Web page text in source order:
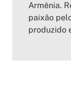
Armênia.
paixão
produzido